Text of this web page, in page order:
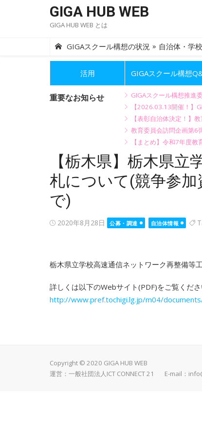
GIGA HUB WEB
GIGA HUB WEB とは
GIGAスクール構想の状況 » 自治体・学校
活用 GIGAスクール構想
重要なお知らせ
GIGAスクール構想推進
【2026.03.13開催！】
【表彰自治体決定！】
教育委員会訪問企画第6
【まとめ】令和7年度
【栃木県】栃木県
札について(競争参加
で)
Posted
2020年8月28日 公募・調達 自治体情報
栃木県立学校高速通信ネットワーク再整備等
詳しくは以下のWebサイト(PDF)をご覧くださ
http://www.pref.tochigi.lg.jp/m04/
Copyright © 2020 GIGA HUB WEB
運営：一般社団法人ICT CONNECT 21 E-mail：